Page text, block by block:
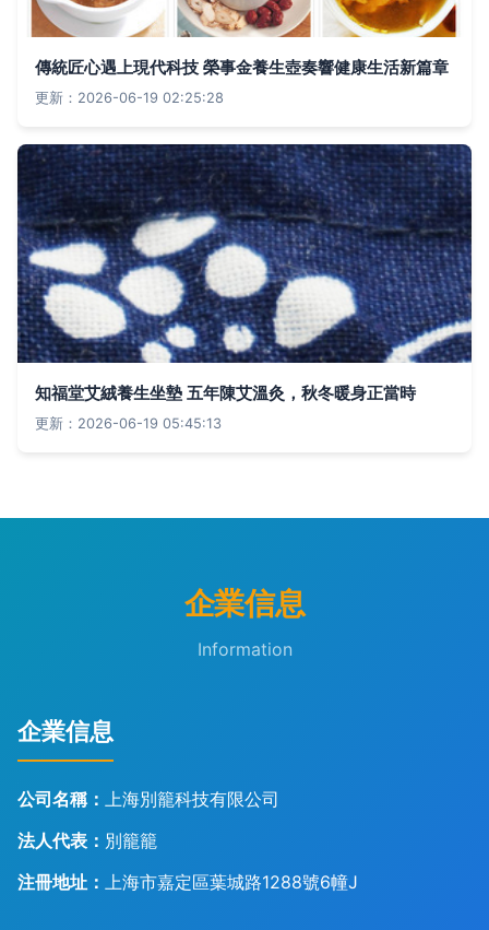
傳統匠心遇上現代科技 榮事金養生壺奏響健康生活新篇章
更新：2026-06-19 02:25:28
知福堂艾絨養生坐墊 五年陳艾溫灸，秋冬暖身正當時
更新：2026-06-19 05:45:13
企業信息
Information
企業信息
公司名稱： 上海別籠科技有限公司
法人代表： 別籠籠
注冊地址： 上海市嘉定區葉城路1288號6幢J